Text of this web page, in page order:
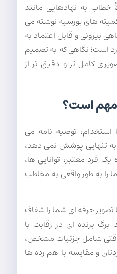
خطاب به نهادهایی مانند
کمیته های بورسیه نوشته می
بیرونی و قابل اعتماد به
است؛ نگاهی که به تصمیم
کامل تر و دقیق تر از
مهم است؟
استخدام، توصیه نامه می
به تنهایی پوشش نمی دهد،
یک فرد معتبر، توانایی ها،
را به طور واقعی به مخاطب
تصویر حرفه ای شما را شفاف
برگ برنده ای در رقابت با
شامل جزئیات مشخص،
و مقایسه با هم رده ها